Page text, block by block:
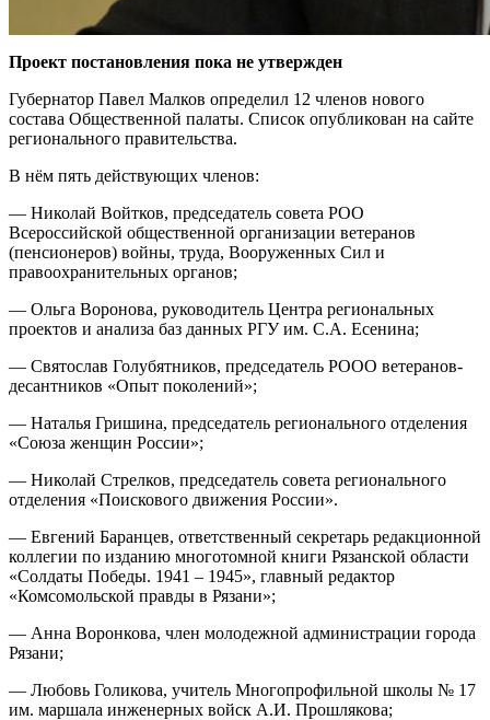
Проект постановления пока не утвержден
Губернатор Павел Малков определил 12 членов нового
состава Общественной палаты. Список опубликован на сайте
регионального правительства.
В нём пять действующих членов:
— Николай Войтков, председатель совета РОО
Всероссийской общественной организации ветеранов
(пенсионеров) войны, труда, Вооруженных Сил и
правоохранительных органов;
— Ольга Воронова, руководитель Центра региональных
проектов и анализа баз данных РГУ им. С.А. Есенина;
— Святослав Голубятников, председатель РООО ветеранов-
десантников «Опыт поколений»;
— Наталья Гришина, председатель регионального отделения
«Союза женщин России»;
— Николай Стрелков, председатель совета регионального
отделения «Поискового движения России».
— Евгений Баранцев, ответственный секретарь редакционной
коллегии по изданию многотомной книги Рязанской области
«Солдаты Победы. 1941 – 1945», главный редактор
«Комсомольской правды в Рязани»;
— Анна Воронкова, член молодежной администрации города
Рязани;
— Любовь Голикова, учитель Многопрофильной школы № 17
им. маршала инженерных войск А.И. Прошлякова;